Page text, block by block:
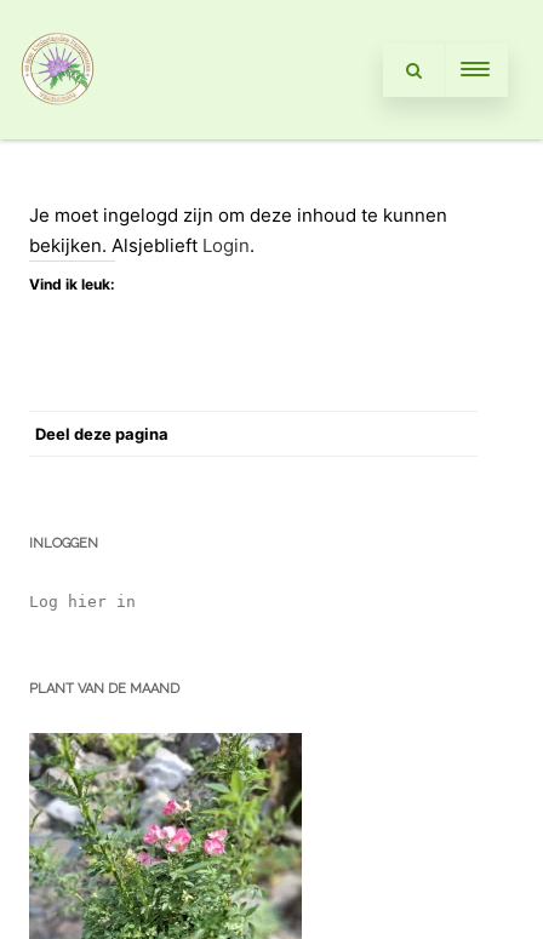
Je moet ingelogd zijn om deze inhoud te kunnen
bekijken. Alsjeblieft Login.
Vind ik leuk:
Deel deze pagina
INLOGGEN
Log hier in
PLANT VAN DE MAAND